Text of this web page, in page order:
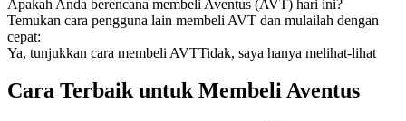
USDC Berjangka
Kontrak berjangka menggunakan USDC sebagai jaminannya
Apakah Anda berencana membeli Aventus (AVT) hari ini?
Temukan cara pengguna lain membeli AVT dan mulailah dengan
cepat:
Ya, tunjukkan cara membeli AVTTidak, saya hanya melihat-lihat
Cara Terbaik untuk Membeli Aventus